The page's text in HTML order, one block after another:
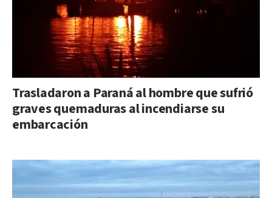
Trasladaron a Paraná al hombre que sufrió
graves quemaduras al incendiarse su
embarcación